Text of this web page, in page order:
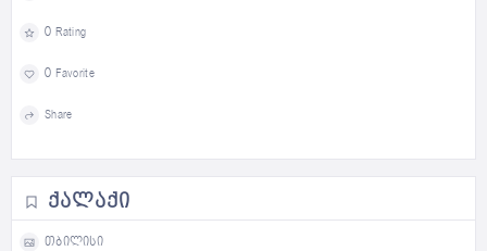
0 Rating
0 Favorite
Share
ᲥᲐᲚᲐᲥᲘ
თბილისი